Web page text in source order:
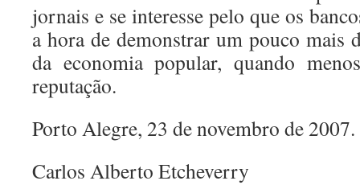
jornais e se interesse pelo que os
a hora de demonstrar um pouco mais
da economia popular, quando
reputação.
Porto Alegre, 23 de novembro de 2007.
Carlos Alberto Etcheverry